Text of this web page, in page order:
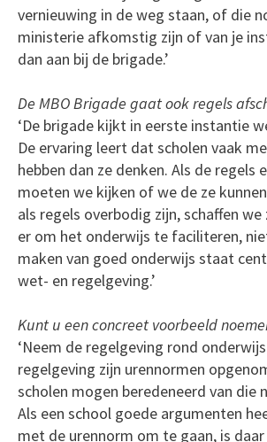
vernieuwing in de weg staan, of die
ministerie afkomstig zijn of van je
dan aan bij de brigade.’
De MBO Brigade gaat ook regels
‘De brigade kijkt in eerste instantie
De ervaring leert dat scholen vaak
hebben dan ze denken. Als de regels
moeten we kijken of we de ze
als regels overbodig zijn, schaffen we
er om het onderwijs te faciliteren,
maken van goed onderwijs staat
wet- en regelgeving.’
Kunt u een concreet voorbeeld
‘Neem de regelgeving rond
regelgeving zijn urennormen
scholen mogen beredeneerd van die
Als een school goede argumenten
met de urennorm om te gaan, is